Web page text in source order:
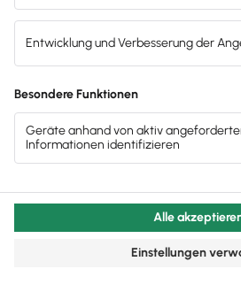
Info
Müssen Arbeitnehmer
Für Rückzahlungsklauseln im
Ausscheidens nach einer
gelten strenge Regeln